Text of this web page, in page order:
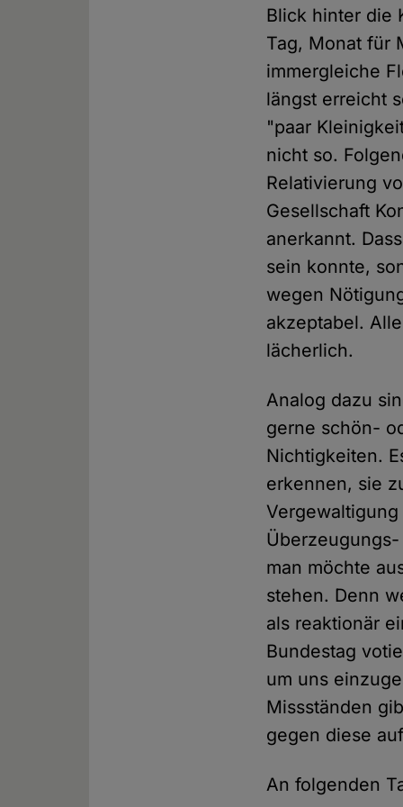
Blick hinter die
Tag, Monat für
immergleiche
längst erreicht
"paar
nicht so.
Relativierung
Gesellschaft
anerkannt.
sein konnte,
wegen
akzeptabel.
lächerlich.
Analog dazu
gerne schön-
Nichtigkeiten.
erkennen, sie
man möchte
stehen. Denn
als reaktionär
Bundestag
um uns
Missständen
gegen diese
An folgenden